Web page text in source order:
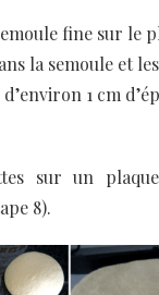
fine sur le
la semoule et
1 cm
sur un
8).